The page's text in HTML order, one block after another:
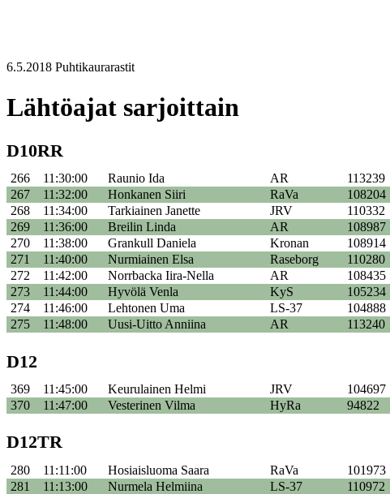
6.5.2018 Puhtikaurarastit
Lähtöajat sarjoittain
D10RR
266 11:30:00 Raunio Ida AR 113239
267
11:32:00 Honkanen Siiri RaVa 108204
268
11:34:00 Tarkiainen Janette JRV 110332
269
11:36:00 Breilin Linda AR 108987
270
11:38:00 Grankull Daniela Kronan 108914
271
11:40:00 Nurmiainen Elsa Raseborg 110280
272
11:42:00 Norrbacka Iira-Nella AR 108435
273
11:44:00 Hyvölä Venla KyS 105234
274
11:46:00 Lehtonen Uma LS-37 104888
275
11:48:00 Uusi-Uitto Anniina AR 113240
D12
369 11:45:00 Keurulainen Helmi JRV 104697
370
11:47:00 Vesterinen Vilma HyRa 94822
D12TR
280 11:11:00 Hosiaisluoma Saara RaVa 101973
281
11:13:00 Nurmela Helmiina LS-37 110972